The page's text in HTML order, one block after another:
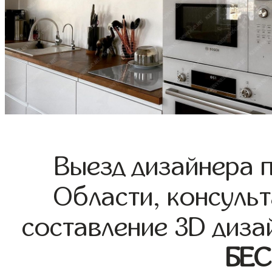
Выезд дизайнера
Области,
составление 3D